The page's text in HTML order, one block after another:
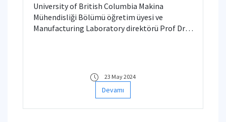
University of British Columbia Makina
Mühendisliği Bölümü öğretim üyesi ve
Manufacturing Laboratory direktörü Prof Dr.
23 May 2024
Devamı